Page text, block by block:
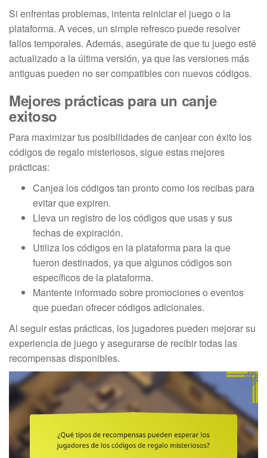
Si enfrentas problemas, intenta reiniciar el juego o la
plataforma. A veces, un simple refresco puede resolver
fallos temporales. Además, asegúrate de que tu juego esté
actualizado a la última versión, ya que las versiones más
antiguas pueden no ser compatibles con nuevos códigos.
Mejores prácticas para un canje
exitoso
Para maximizar tus posibilidades de canjear con éxito los
códigos de regalo misteriosos, sigue estas mejores
prácticas:
Canjea los códigos tan pronto como los recibas para
evitar que expiren.
Lleva un registro de los códigos que usas y sus
fechas de expiración.
Utiliza los códigos en la plataforma para la que
fueron destinados, ya que algunos códigos son
específicos de la plataforma.
Mantente informado sobre promociones o eventos
que puedan ofrecer códigos adicionales.
Al seguir estas prácticas, los jugadores pueden mejorar su
experiencia de juego y asegurarse de recibir todas las
recompensas disponibles.